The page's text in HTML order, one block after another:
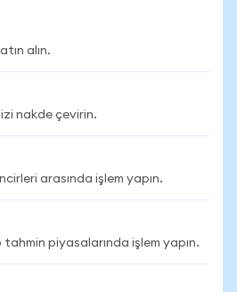
alın.
nakde çevirin.
arasında işlem yapın.
piyasalarında işlem yapın.